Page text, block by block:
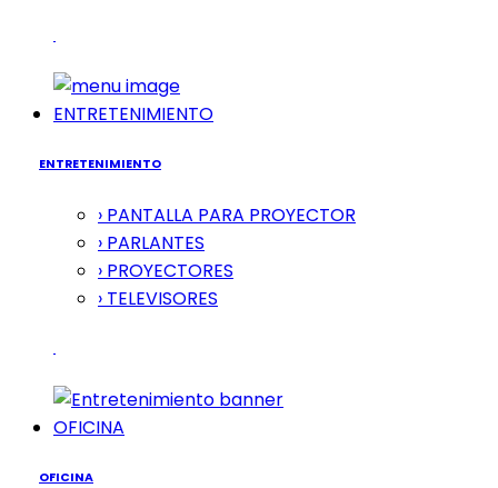
ENTRETENIMIENTO
ENTRETENIMIENTO
› PANTALLA PARA PROYECTOR
› PARLANTES
› PROYECTORES
› TELEVISORES
OFICINA
OFICINA